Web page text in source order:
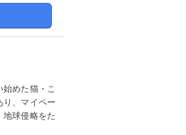
めた猫・こ
、マイペー
地球侵略をた